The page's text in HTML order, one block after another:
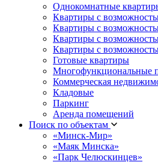
Однокомнатные
Квартиры с
Квартиры с
Квартиры с
Квартиры с
Готовые квартиры
Многофункциональные
Коммерческая
Кладовые
Паркинг
Аренда помещений
Поиск по объектам
«Минск-Мир»
«Маяк Минска»
«Парк Челюскинцев»